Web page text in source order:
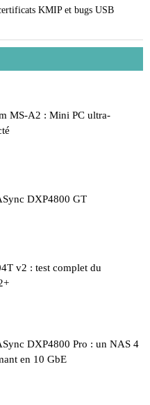
KMIP et bugs USB
MS-A2 : Mini PC ultra-
DXP4800 GT
v2 : test complet du
DXP4800 Pro : un NAS 4
en 10 GbE